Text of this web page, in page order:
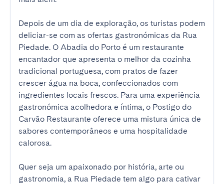
Depois de um dia de exploração, os turistas podem
deliciar-se com as ofertas gastronómicas da Rua
Piedade. O Abadia do Porto é um restaurante
encantador que apresenta o melhor da cozinha
tradicional portuguesa, com pratos de fazer
crescer água na boca, confeccionados com
ingredientes locais frescos. Para uma experiência
gastronómica acolhedora e íntima, o Postigo do
Carvão Restaurante oferece uma mistura única de
sabores contemporâneos e uma hospitalidade
calorosa.
Quer seja um apaixonado por história, arte ou
gastronomia, a Rua Piedade tem algo para cativar